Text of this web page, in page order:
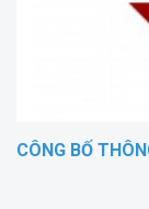
CÔNG BỐ